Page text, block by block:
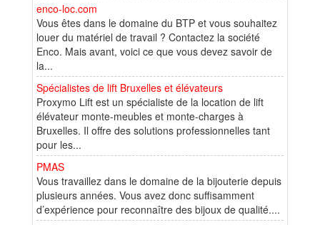
enco-loc.com
Vous êtes dans le domaine du BTP et vous souhaitez
louer du matériel de travail ? Contactez la société
Enco. Mais avant, voici ce que vous devez savoir de
la...
Spécialistes de lift Bruxelles et élévateurs
Proxymo Lift est un spécialiste de la location de lift
élévateur monte-meubles et monte-charges à
Bruxelles. Il offre des solutions professionnelles tant
pour les...
PMAS
Vous travaillez dans le domaine de la bijouterie depuis
plusieurs années. Vous avez donc suffisamment
d’expérience pour reconnaître des bijoux de qualité....